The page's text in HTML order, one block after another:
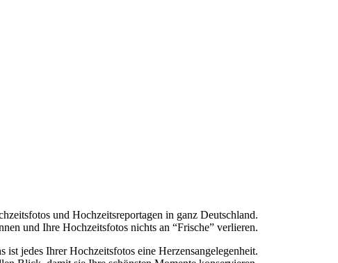
und Hochzeitsreportagen in ganz Deutschland.
und Ihre Hochzeitsfotos nichts an “Frische” verlieren.
ist jedes Ihrer Hochzeitsfotos eine Herzensangelegenheit.